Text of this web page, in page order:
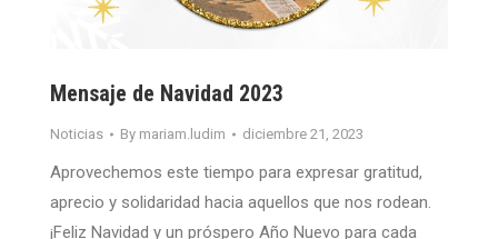
Mensaje de Navidad 2023
Noticias By mariam.ludim diciembre 21, 2023
Aprovechemos este tiempo para expresar gratitud,
aprecio y solidaridad hacia aquellos que nos rodean.
¡Feliz Navidad y un próspero Año Nuevo para cada